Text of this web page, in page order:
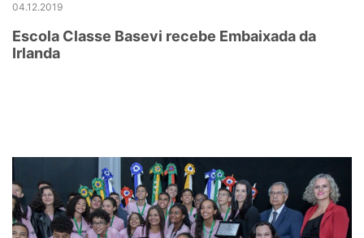
04.12.2019
Escola Classe Basevi recebe Embaixada da
Irlanda